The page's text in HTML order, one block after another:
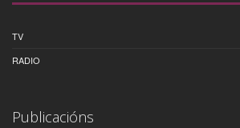
TV
RADIO
Publicacións